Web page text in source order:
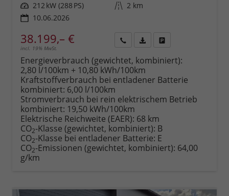
Leistung 212 kW (288 PS) Kilometerstand 2 km
10.06.2026
38.199,– €
incl. 19% MwSt.
anfordernDatei,
Fahrzeugexposé
drucken
drucken,
parken
oder
vergleichen
Energieverbrauch (gewichtet, kombiniert):
2,80 l/100km + 10,80 kWh/100km
Kraftstoffverbrauch bei entladener Batterie
kombiniert: 6,00 l/100km
Stromverbrauch bei rein elektrischem Betrieb
kombiniert: 19,50 kWh/100km
Elektrische Reichweite (EAER): 68 km
CO2-Klasse (gewichtet, kombiniert): B
CO2-Klasse bei entladener Batterie: E
CO2-Emissionen (gewichtet, kombiniert): 64,00
g/km